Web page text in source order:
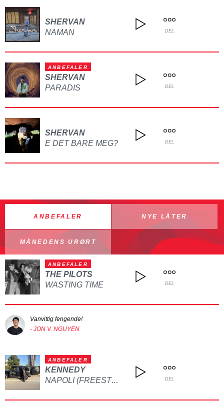
SHERVAN
NAMAN
DEL
ANBEFALER
SHERVAN
PARADIS
DEL
SHERVAN
E DET BARE MEG?
DEL
ANBEFALER NYE LÅTER
MÅNEDENS URØRT
ANBEFALER
THE PILOTS
WASTING TIME
DEL
Vanvittig fengende!
- JON V. NGUYEN
ANBEFALER
KENNEDY
NAPOLI (FREESTYLE) DEL